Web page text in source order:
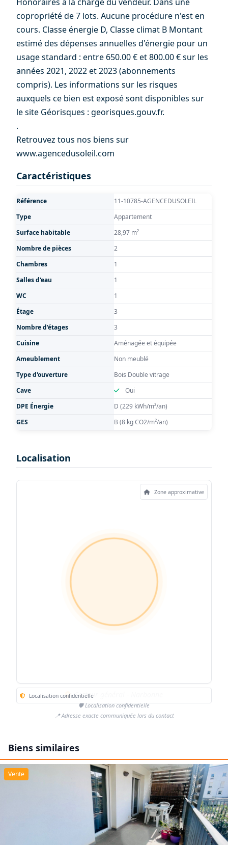
copropriété de 7 lots. Aucune procédure n'est en
cours. Classe énergie D, Classe climat B Montant
estimé des dépenses annuelles d'énergie pour un
usage standard : entre 650.00 € et 800.00 € sur les
années 2021, 2022 et 2023 (abonnements
compris). Les informations sur les risques
auxquels ce bien est exposé sont disponibles sur
le site Géorisques : georisques.gouv.fr.
.
Retrouvez tous nos biens sur
www.agencedusoleil.com
Caractéristiques
Référence
11-10785-AGENCEDUSOLEIL
Type
Appartement
Surface habitable
28,97 m²
Nombre de pièces
2
Chambres
1
Salles d'eau
1
WC
1
Étage
3
Nombre d'étages
3
Cuisine
Aménagée et équipée
Ameublement
Non meublé
Type d'ouverture
Bois Double vitrage
Cave
Oui
DPE Énergie
D (229 kWh/m²/an)
GES
B (8 kg CO2/m²/an)
Localisation
Zone approximative
Localisation confidentielleSecteur général - Narbonne
🛡️ Localisation confidentielle
📍 Adresse exacte communiquée lors du contact
Biens similaires
Vente